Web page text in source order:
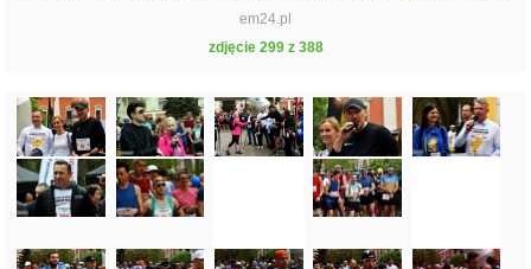
em24.pl
zdjęcie 299 z 388